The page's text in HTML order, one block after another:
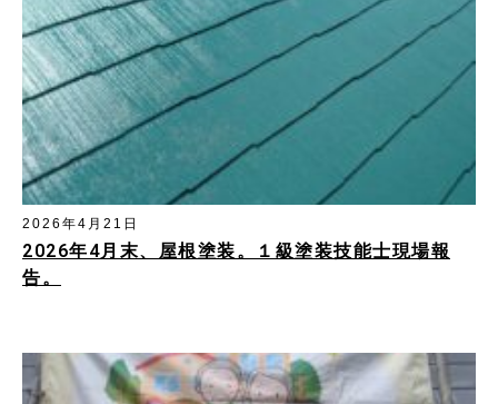
2026年4月末、屋根塗装。１級塗装技能士現場報
告。
2026年4月21日